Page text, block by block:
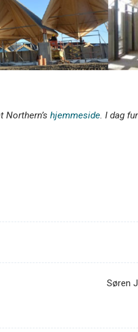
Northern’shjemmeside. I dag
Søren